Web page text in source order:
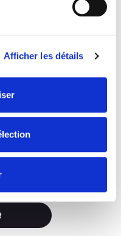
Afficher les détails